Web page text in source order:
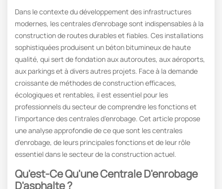
Dans le contexte du développement des infrastructures
modernes, les centrales d'enrobage sont indispensables à la
construction de routes durables et fiables. Ces installations
sophistiquées produisent un béton bitumineux de haute
qualité, qui sert de fondation aux autoroutes, aux aéroports,
aux parkings et à divers autres projets. Face à la demande
croissante de méthodes de construction efficaces,
écologiques et rentables, il est essentiel pour les
professionnels du secteur de comprendre les fonctions et
l'importance des centrales d'enrobage. Cet article propose
une analyse approfondie de ce que sont les centrales
d'enrobage, de leurs principales fonctions et de leur rôle
essentiel dans le secteur de la construction actuel.
Qu'est-Ce Qu'une Centrale D'enrobage
D'asphalte ?